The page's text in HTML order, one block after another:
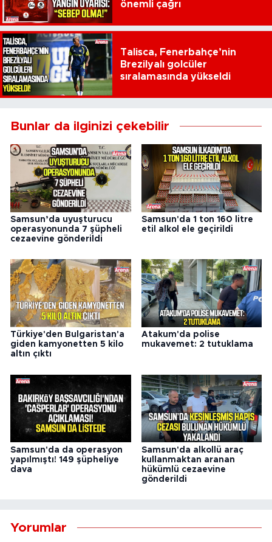
önemli çağrı
Talisca, Fenerbahçe’nin
Brezilyalı golcüler
sıralamasında yükseldi
Bunlar da ilginizi çekebilir
Samsun’da uyuşturucu
operasyonunda 7 şüpheli
cezaevine gönderildi
Samsun'da 1 ton 160 litre
etil alkol ele geçirildi
Türkiye'den Bulgaristan'a
giden kamyonetten 5 kilo
altın çıktı
Atakum'da polise
mukavemet: 2 tutuklama
Samsun'da da operasyon
yapılmıştı! 149 şüpheliye
dava
Samsun'da alkollü araç
kullanmaktan aranan
hükümlü cezaevine
gönderildi
Yorumlar